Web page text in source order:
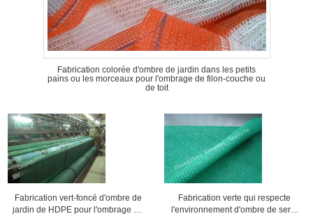
Fabrication colorée d'ombre de jardin dans les petits
pains ou les morceaux pour l'ombrage de filon-couche ou
de toit
Fabrication vert-foncé d'ombre de
jardin de HDPE pour l'ombrage de
Fabrication verte qui respecte
l'environnement d'ombre de serre